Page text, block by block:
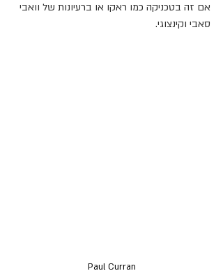
אם זה בטכניקה כמו ראקו או ברעיונות של וואבי
סאבי וקינצוגי.
Paul Curran